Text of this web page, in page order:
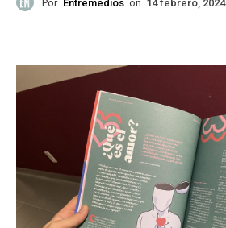
Por Entremedios on 14 febrero, 2024